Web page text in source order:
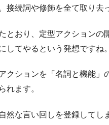
接続詞や修飾を全て取り去
とおり、定型アクション
してやるという発想ですね。
クションを「名詞と機能
れます。
然な言い回しを登録してし